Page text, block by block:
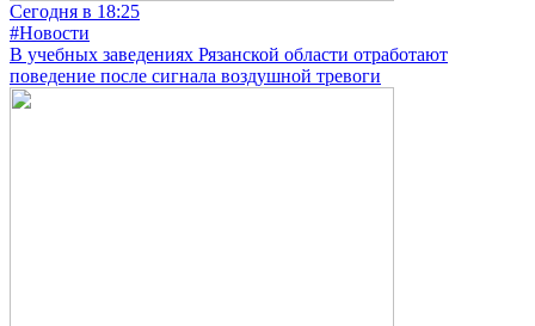
Сегодня в 18:25
#Новости
В учебных заведениях Рязанской области отработают
поведение после сигнала воздушной тревоги